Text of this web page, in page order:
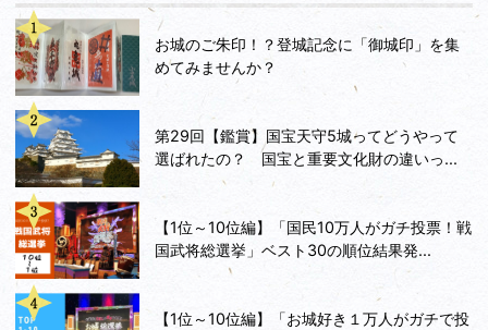
お城のご朱印！？登城記念に「御城印」を集
めてみませんか？
第29回【鑑賞】国宝天守5城ってどうやって
選ばれたの？ 国宝と重要文化財の違いっ...
【1位～10位編】「国民10万人がガチ投票！戦
国武将総選挙」ベスト30の順位結果発...
【1位～10位編】「お城好き１万人がガチで投